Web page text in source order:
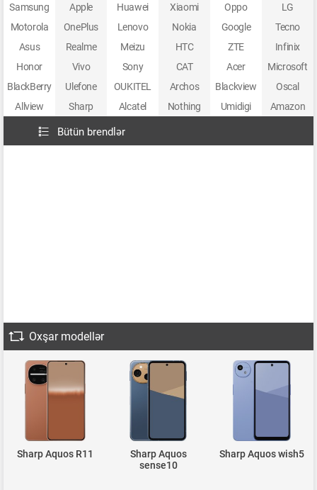
Samsung Apple Huawei Xiaomi Oppo
LG
Motorola
OnePlus Lenovo Nokia Google
Tecno
Asus
Realme Meizu HTC ZTE
Infinix
Honor
Vivo Sony CAT Acer
Microsoft
BlackBerry
Ulefone OUKITEL Archos Blackview
Oscal
Allview
Sharp Alcatel Nothing Umidigi Amazon
Bütün brendlər
Oxşar modellər
Sharp Aquos R11
Sharp Aquos
sense10
Sharp Aquos wish5